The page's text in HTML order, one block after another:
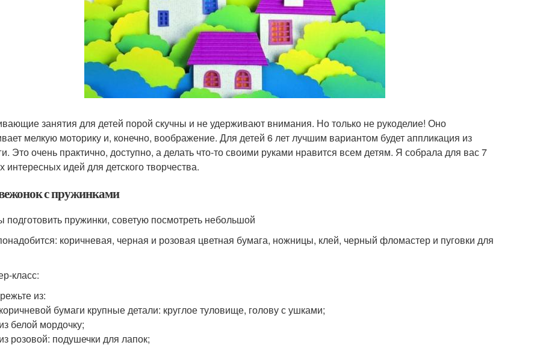
занятия для детей порой скучны и не удерживают внимания. Но только не рукоделие! Оно
мелкую моторику и, конечно, воображение. Для детей 6 лет лучшим вариантом будет аппликация из
Это очень практично, доступно, а делать что-то своими руками нравится всем детям. Я собрала для вас 7
интересных идей для детского творчества.
с пружинками
подготовить пружинки, советую посмотреть небольшой
коричневая, черная и розовая цветная бумага, ножницы, клей, черный фломастер и пуговки для
класс:
из:
коричневой бумаги крупные детали: круглое туловище, голову с ушками;
из белой мордочку;
из розовой: подушечки для лапок;